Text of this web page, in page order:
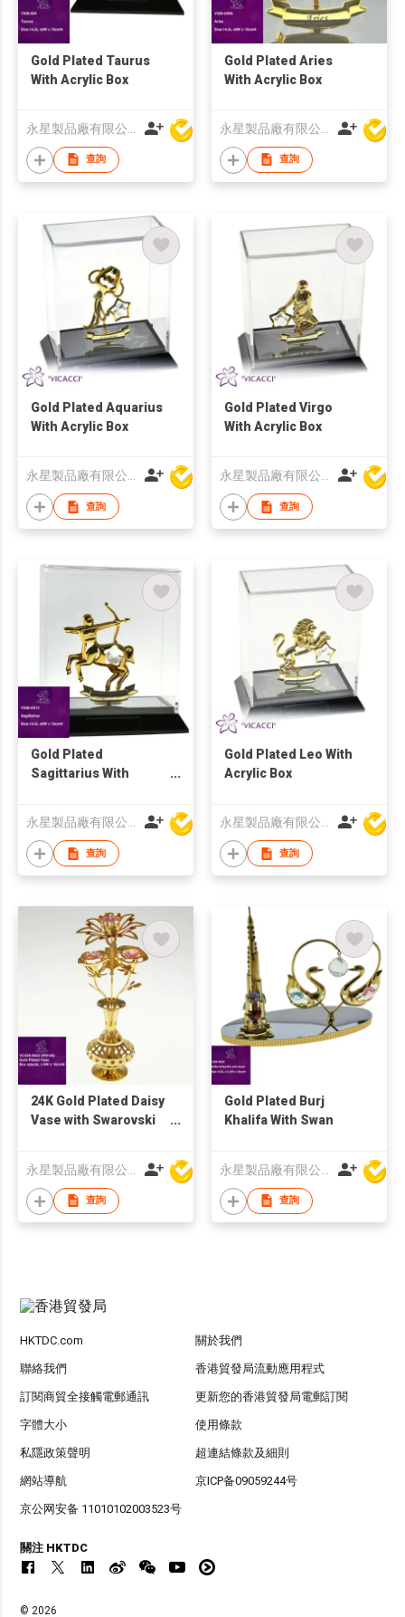
Gold Plated Taurus
With Acrylic Box
查詢
Gold Plated Aries
With Acrylic Box
查詢
Gold Plated Aquarius
With Acrylic Box
查詢
Gold Plated Virgo
With Acrylic Box
查詢
Gold Plated
Sagittarius With
永星製品廠有限公司
查詢
Gold Plated Leo With
Acrylic Box
永星製品廠有限公司
查詢
24K Gold Plated Daisy
Vase with Swarovski
查詢
Gold Plated Burj
Khalifa With Swan
查詢
HKTDC.com 關於我們
聯絡我們 香港貿發局流動應用程式
訂閱商貿全接觸電郵通訊 更新您的香港貿發局電郵訂閱
字體大小 使用條款
私隱政策聲明 超連結條款及細則
網站導航 京ICP备09059244号
京公网安备 11010102003523号
關注 HKTDC
© 2026